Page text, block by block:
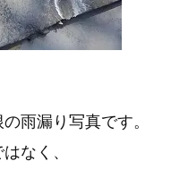
雨漏り写真です。
なく、